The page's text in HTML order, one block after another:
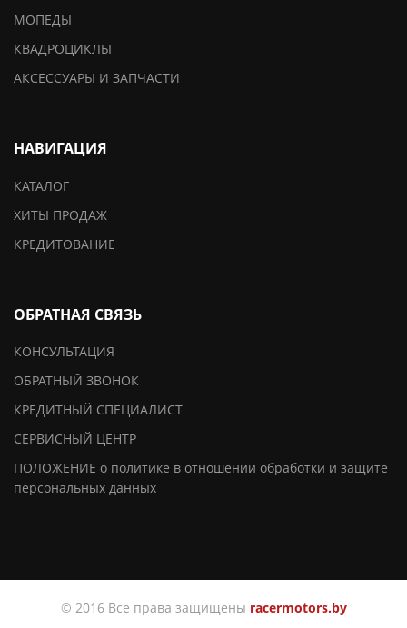
МОПЕДЫ
КВАДРОЦИКЛЫ
АКСЕССУАРЫ И ЗАПЧАСТИ
НАВИГАЦИЯ
КАТАЛОГ
ХИТЫ ПРОДАЖ
КРЕДИТОВАНИЕ
ОБРАТНАЯ СВЯЗЬ
КОНСУЛЬТАЦИЯ
ОБРАТНЫЙ ЗВОНОК
КРЕДИТНЫЙ СПЕЦИАЛИСТ
СЕРВИСНЫЙ ЦЕНТР
ПОЛОЖЕНИЕ о политике в отношении обработки и защите
персональных данных
© 2016 Все права защищены racermotors.by